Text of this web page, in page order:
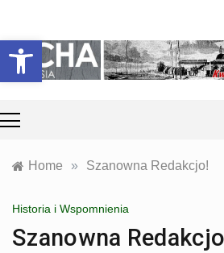
Otwórz pasek narzędzi
content
Polaków na
Polesiu.
Home » Szanowna Redakcjo!
Historia i Wspomnienia
Szanowna